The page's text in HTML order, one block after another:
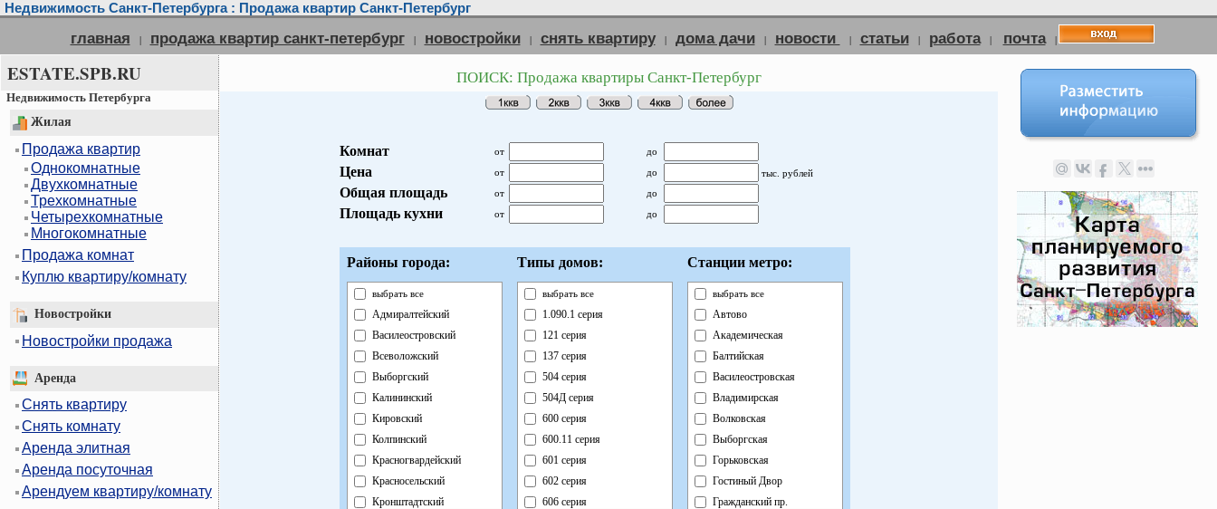
Недвижимость Санкт-Петербурга : Продажа квартир Санкт-Петербург
главная | продажа квартир санкт-петербург | новостройки | снять квартиру | дома дачи | новости | статьи | работа | почта |
ESTATE.SPB.RU
Недвижимость Петербурга
Жилая
Продажа квартир
Однокомнатные
Двухкомнатные
Трехкомнатные
Четырехкомнатные
Многокомнатные
Продажа комнат
Куплю квартиру/комнату
Новостройки
Новостройки продажа
Аренда
Снять квартиру
Снять комнату
Аренда элитная
Аренда посуточная
Арендуем квартиру/комнату
ПОИСК: Продажа квартиры Санкт-Петербург
Комнат от до
Цена от до тыс. рублей
Общая площадь от до
Площадь кухни от до
Районы города:
выбрать все
Адмиралтейский
Василеостровский
Всеволожский
Выборгский
Калининский
Кировский
Колпинский
Красногвардейский
Красносельский
Кронштадтский
Типы домов:
выбрать все
1.090.1 серия
121 серия
137 серия
504 серия
504Д серия
600 серия
600.11 серия
601 серия
602 серия
606 серия
Станции метро:
выбрать все
Автово
Академическая
Балтийская
Василеостровская
Владимирская
Волковская
Выборгская
Горьковская
Гостиный Двор
Гражданский пр.